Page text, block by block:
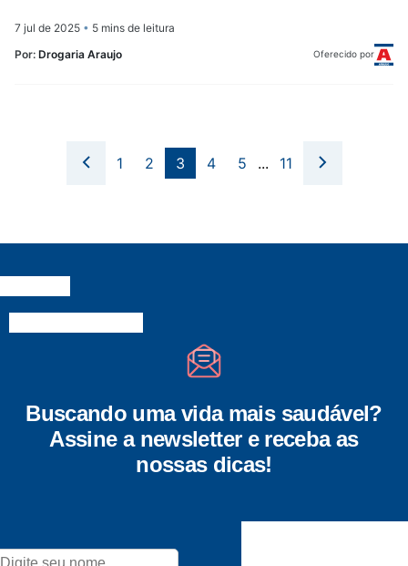
7 jul de 2025 • 5 mins de leitura
Por: Drogaria Araujo Oferecido por
1 2 3 4 5 ... 11
Buscando uma vida mais saudável?
Assine a newsletter e receba as
nossas dicas!